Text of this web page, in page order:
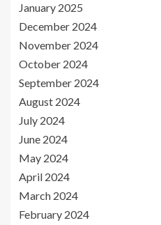
January 2025
December 2024
November 2024
October 2024
September 2024
August 2024
July 2024
June 2024
May 2024
April 2024
March 2024
February 2024